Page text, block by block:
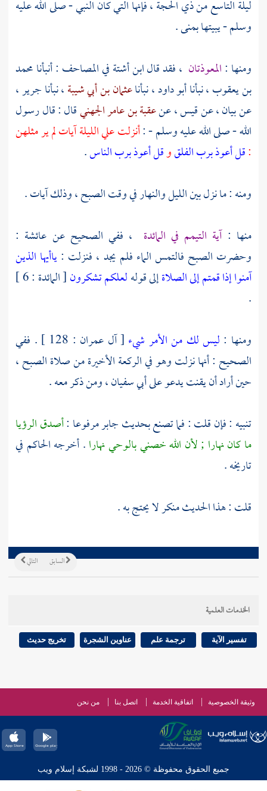
ليلة التاسع من ذي الحجة ، فإنها التي كان النبي - صلى الله عليه
وسلم - يبيتهابمنى.
ومنها :المعوذتان ، فقد قالابن أشتةفي المصاحف : أنبأنامحمد
بن يعقوب، نبأنا أبو داود ، نبأناعثمان بن أبي شيبة، نبأناجرير ،
عنبيان ،عنقيس ،عنعقبة بن عامر الجهنيقال : قال رسول
الله - صلى الله عليه وسلم - :أنزلت علي الليلة آيات لم ير مثلهن
:قل أعوذ برب الفلقوقل أعوذ برب الناس.
ومنه : ما نزل بين الليل والنهار في وقت الصبح ، وذلك آيات .
منها :آية التيمم في المائدة ، ففي الصحيح عن عائشة :
وحضرت الصبح فالتمس الماء فلم يجد ، فنزلت :ياأيها الذين
آمنوا إذا قمتم إلى الصلاةإلى قولهلعلكم تشكرون
[ المائدة : 6 ]
.
ومنها : ليس لك من الأمر شيء
[ آل عمران : 128 ] . ففي
الصحيح : أنها نزلت وهو في الركعة الأخيرة من صلاة الصبح ،
حين أراد أن يقنت يدعو علىأبي سفيان ،ومن ذكر معه .
تنبيه : فإن قلت : فما تصنع بحديثجابرمرفوعا :أصدق الرؤيا
ما كان نهارا ; لأن الله خصني بالوحي نهارا. أخرجهالحاكم في
تاريخه .
قلت : هذا الحديث منكر لا يحتج به .
التالي السابق
الخدمات العلمية
تفسير الآية ترجمة علم عناوين الشجرة تخريج حديث
وثيقة الخصوصية اتفاقية الخدمة اتصل بنا من نحن
جميع الحقوق محفوظة © 2026 - 1998 لشبكة إسلام ويب